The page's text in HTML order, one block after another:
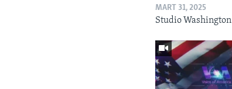
MART 31, 2025
Studio Washington